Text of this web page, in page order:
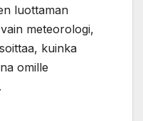
luottaman
meteorologi,
kuinka
omille